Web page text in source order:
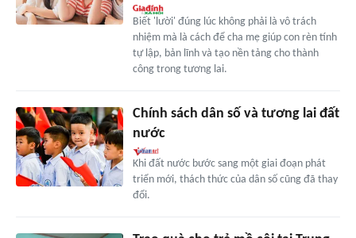
Biết 'lười' đúng lúc không phải là vô trách
nhiệm mà là cách để cha mẹ giúp con rèn tính
tự lập, bản lĩnh và tạo nền tảng cho thành
công trong tương lai.
Chính sách dân số và tương lai đất
nước
Khi đất nước bước sang một giai đoạn phát
triển mới, thách thức của dân số cũng đã thay
đổi.